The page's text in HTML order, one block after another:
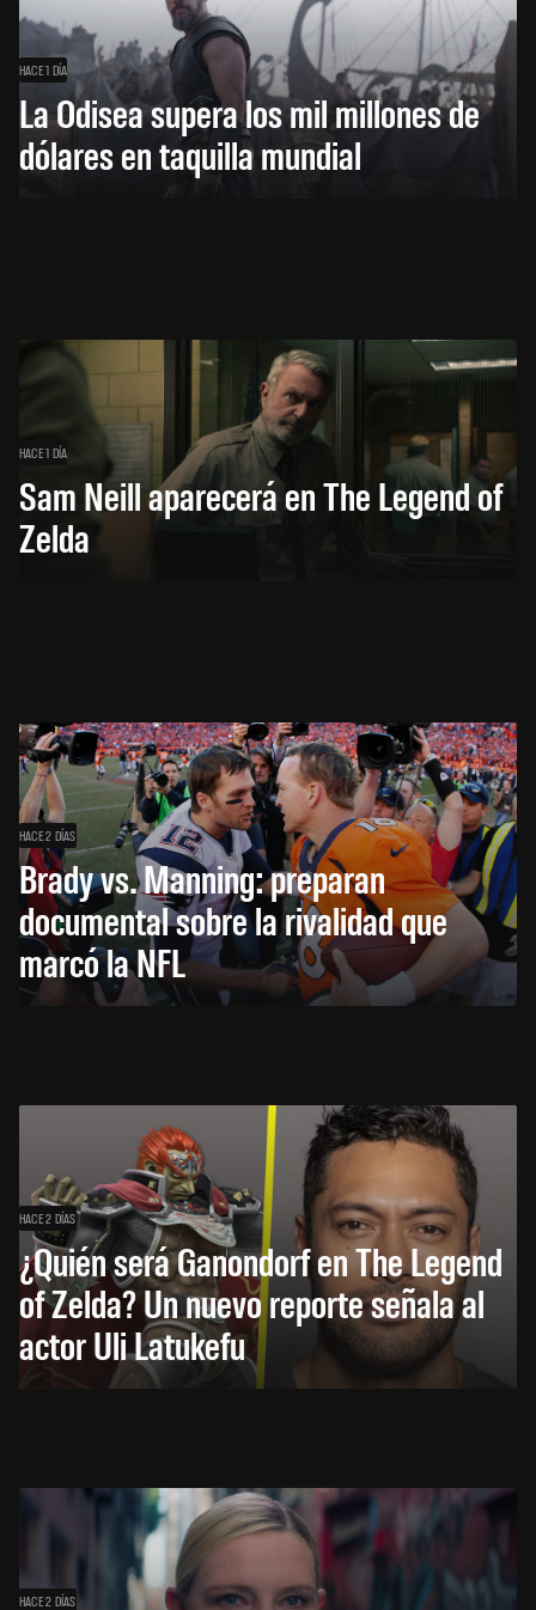
HACE 1 DÍA
La Odisea supera los mil millones de
dólares en taquilla mundial
HACE 1 DÍA
Sam Neill aparecerá en The Legend of
Zelda
HACE 2 DÍAS
Brady vs. Manning: preparan
documental sobre la rivalidad que
marcó la NFL
HACE 2 DÍAS
¿Quién será Ganondorf en The Legend
of Zelda? Un nuevo reporte señala al
actor Uli Latukefu
HACE 2 DÍAS